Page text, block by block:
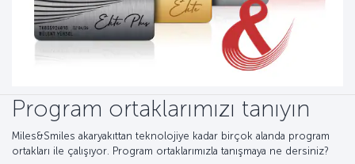
Program ortaklarımızı tanıyın
Miles&Smiles akaryakıttan teknolojiye kadar birçok alanda program
ortakları ile çalışıyor. Program ortaklarımızla tanışmaya ne dersiniz?